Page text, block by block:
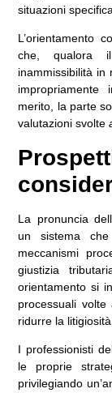
situazioni
L’orientamento
che, qualora
inammissibilità in
impropriamente
merito, la parte
valutazioni svolte
La pronuncia
un sistema
meccanismi
giustizia
orientamento si
processuali
ridurre la litigiosità
I professionisti
le proprie
privilegiando